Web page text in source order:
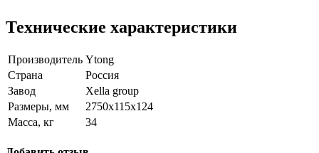
Технические характеристики
Производитель Ytong
Страна
Россия
Завод
Xella group
Размеры, мм
2750x115x124
Масса, кг
34